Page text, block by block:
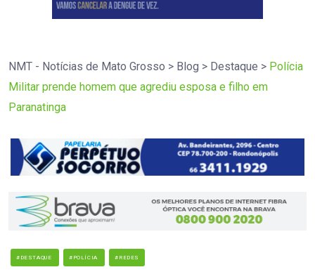
NMT - Notícias de Mato Grosso > Blog > Destaque > Polícia
Militar prende homem que agrediu esposa e filho em
Paranatinga
#DESTAQUE #POLÍCIA #REDES